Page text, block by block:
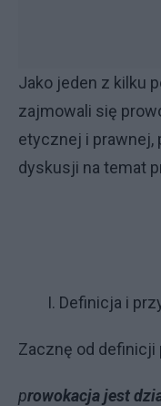
Jako jeden z kilku
zajmowali się
etycznej i prawnej,
dyskusji na temat
I. Definicja i
Zacznę od
prowokacja jest